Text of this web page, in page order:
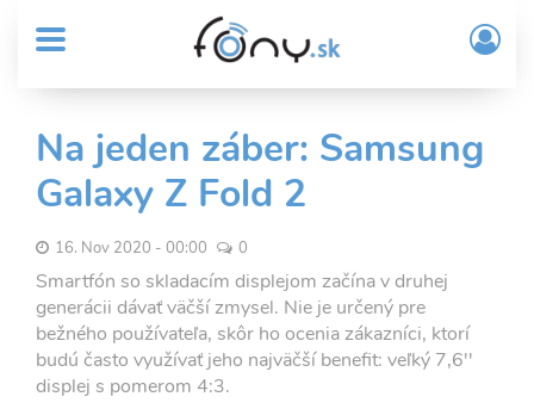
obsah
MENU
Sub
Header
menu
User
account
menu
/
Na jeden záber: Samsung
Galaxy Z Fold 2
16. Nov 2020 - 00:00 0
Smartfón so skladacím displejom začína v druhej
generácii dávať väčší zmysel. Nie je určený pre
bežného používateľa, skôr ho ocenia zákazníci, ktorí
budú často využívať jeho najväčší benefit: veľký 7,6''
displej s pomerom 4:3.